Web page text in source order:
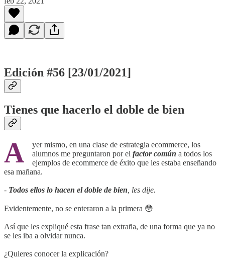
Edición #56 [23/01/2021]
Tienes que hacerlo el doble de bien
A
yer mismo, en una clase de estrategia ecommerce, los
alumnos me preguntaron por el factor común a todos los
ejemplos de ecommerce de éxito que les estaba enseñando
esa mañana.
- Todos ellos lo hacen el doble de bien , les dije.
Evidentemente, no se enteraron a la primera 😳
Así que les expliqué esta frase tan extraña, de una forma que ya no
se les iba a olvidar nunca.
¿Quieres conocer la explicación?